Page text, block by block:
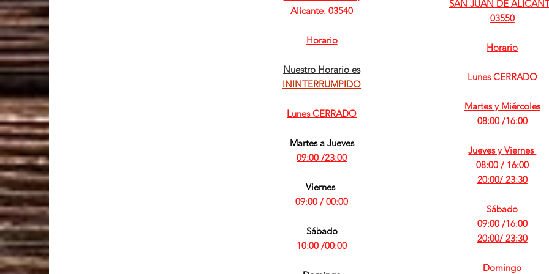
Alicante. 03540
Horario
Nuestro Horario es
ININTERRUMPIDO
Lunes CERRADO
Martes a Jueves
09:00 /23:00
Viernes
09:00 / 00:00
Sábado
10:00 /00:00
SAN JUAN DE
03550
Horario
Lunes CERRADO
Martes y Miércoles
08:00 /16:00
Jueves yViernes
08:00 / 16:00
20:00/ 23:30
Sábado
09:00 /16:00
20:00/ 23:30
Domingo